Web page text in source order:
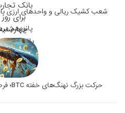
شعب کشیک ریالی و واحدهای ارزی
پانزدهم
حرکت بزرگ نهنگ‌های خفته BTC؛ فرصت خرید یا هشدار فروش؟